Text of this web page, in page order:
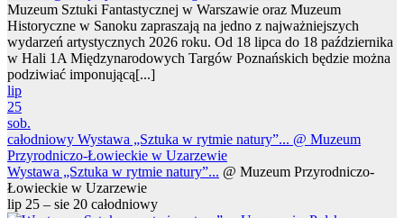
Muzeum Sztuki Fantastycznej w Warszawie oraz Muzeum
Historyczne w Sanoku zapraszają na jedno z najważniejszych
wydarzeń artystycznych 2026 roku. Od 18 lipca do 18 października
w Hali 1A Międzynarodowych Targów Poznańskich będzie można
podziwiać imponującą[...]
lip
25
sob.
całodniowy Wystawa „Sztuka w rytmie natury”... @ Muzeum
Przyrodniczo-Łowieckie w Uzarzewie
Wystawa „Sztuka w rytmie natury”... @ Muzeum Przyrodniczo-
Łowieckie w Uzarzewie
lip 25 – sie 20 całodniowy